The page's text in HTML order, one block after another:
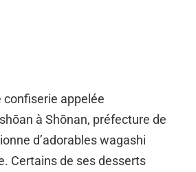
confiserie appelée
à Shōnan, préfecture de
d’adorables wagashi
Certains de ses desserts